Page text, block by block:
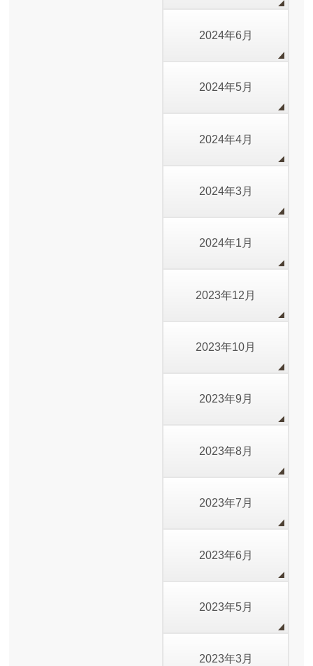
2024年6月
2024年5月
2024年4月
2024年3月
2024年1月
2023年12月
2023年10月
2023年9月
2023年8月
2023年7月
2023年6月
2023年5月
2023年3月